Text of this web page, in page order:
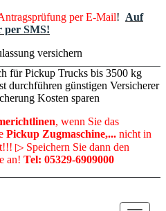
per E-Mail! Auf
per SMS!
, wenn Sie das
Pickup Zugmaschine,... nicht in
▷ Speichern Sie dann den
an! Tel: 05329-6909000